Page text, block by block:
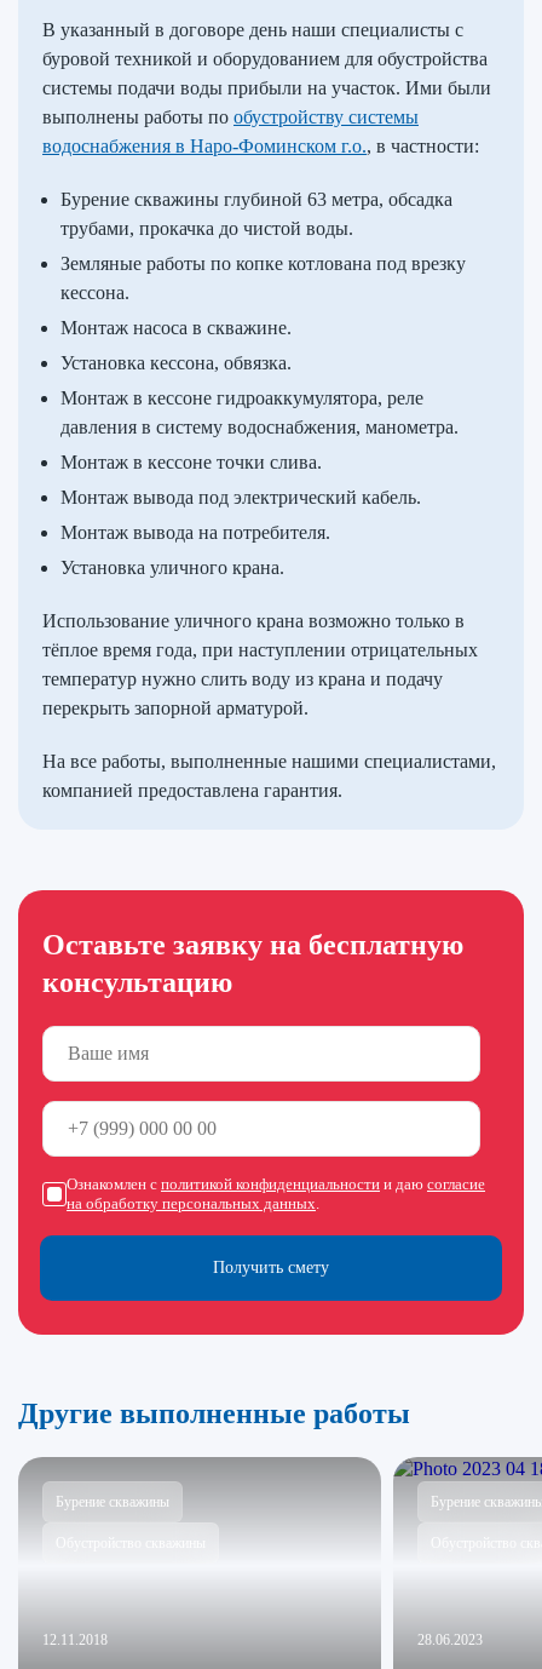
В указанный в договоре день наши специалисты с
буровой техникой и оборудованием для обустройства
системы подачи воды прибыли на участок. Ими были
выполнены работы по обустройству системы
водоснабжения в Наро-Фоминском г.о., в частности:
Бурение скважины глубиной 63 метра, обсадка
трубами, прокачка до чистой воды.
Земляные работы по копке котлована под врезку
кессона.
Монтаж насоса в скважине.
Установка кессона, обвязка.
Монтаж в кессоне гидроаккумулятора, реле
давления в систему водоснабжения, манометра.
Монтаж в кессоне точки слива.
Монтаж вывода под электрический кабель.
Монтаж вывода на потребителя.
Установка уличного крана.
Использование уличного крана возможно только в
тёплое время года, при наступлении отрицательных
температур нужно слить воду из крана и подачу
перекрыть запорной арматурой.
На все работы, выполненные нашими специалистами,
компанией предоставлена гарантия.
Оставьте заявку на бесплатную
консультацию
Получить смету
Ознакомлен с политикой конфиденциальности и даю согласие
на обработку персональных данных.
Другие выполненные работы
Бурение скважины
12.11.2018
Бурение
Обустройство
28.06.2023